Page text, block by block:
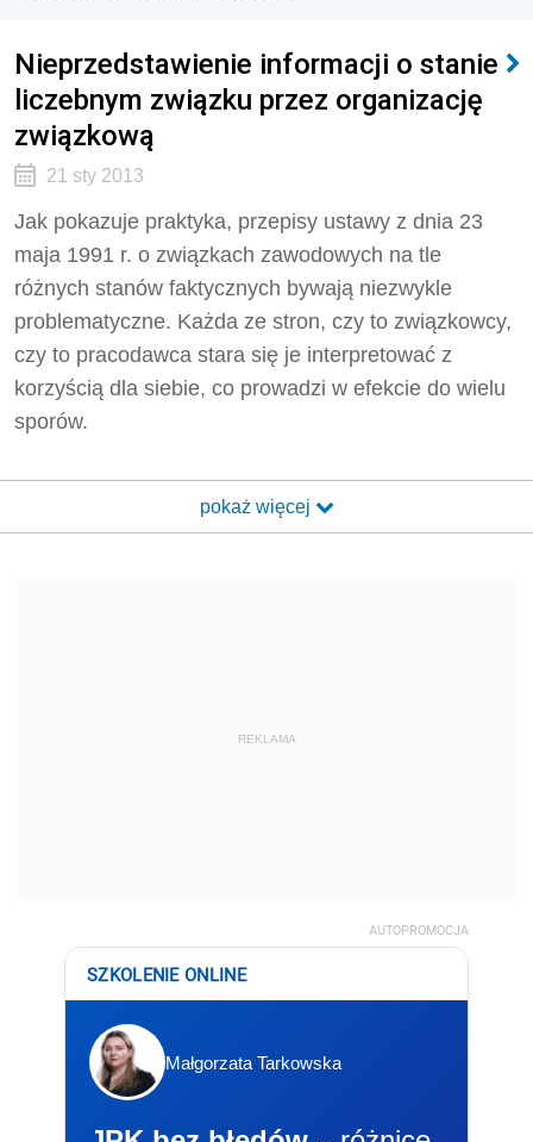
Nieprzedstawienie informacji o stanie
liczebnym związku przez organizację
związkową
21 sty 2013
Jak pokazuje praktyka, przepisy ustawy z dnia 23
maja 1991 r. o związkach zawodowych na tle
różnych stanów faktycznych bywają niezwykle
problematyczne. Każda ze stron, czy to związkowcy,
czy to pracodawca stara się je interpretować z
korzyścią dla siebie, co prowadzi w efekcie do wielu
sporów.
pokaż więcej
REKLAMA
AUTOPROMOCJA
SZKOLENIE ONLINE
Małgorzata Tarkowska